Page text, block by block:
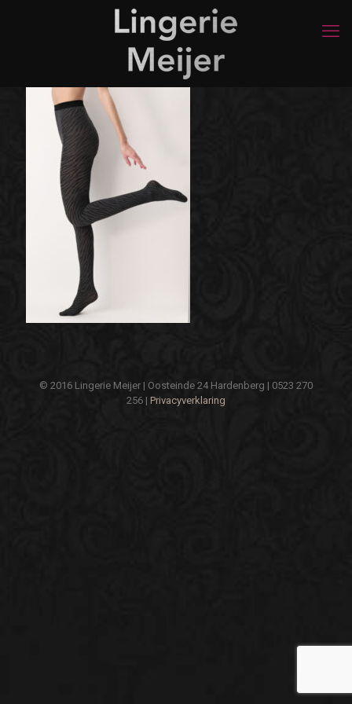
© 2016 Lingerie Meijer | Oosteinde 24 Hardenberg | 0523 270
256 | Privacyverklaring